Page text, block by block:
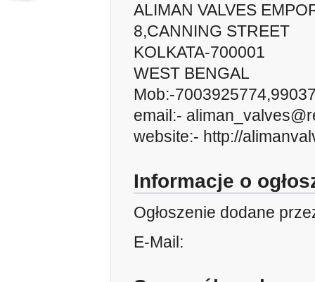
ALIMAN VALVES
8,CANNING STREET
KOLKATA-700001
WEST BENGAL
Mob:-
email:-
website:- http://
Informacje o
Ogłoszenie dodane
E-Mail: